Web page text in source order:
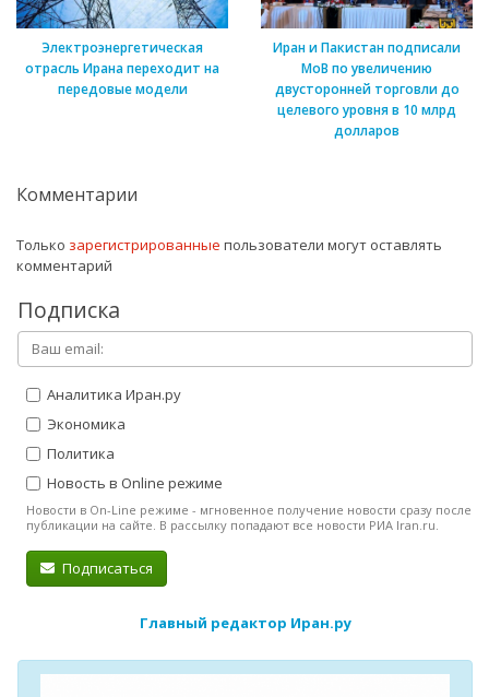
Электроэнергетическая
отрасль Ирана переходит на
передовые модели
Иран и Пакистан подписали
МоВ по увеличению
двусторонней торговли до
целевого уровня в 10 млрд
долларов
Комментарии
Только зарегистрированные пользователи могут оставлять
комментарий
Подписка
Аналитика Иран.ру
Экономика
Политика
Новость в Online режиме
Новости в On-Line режиме - мгновенное получение новости сразу после
публикации на сайте. В рассылку попадают все новости РИА Iran.ru.
Подписаться
Главный редактор Иран.ру